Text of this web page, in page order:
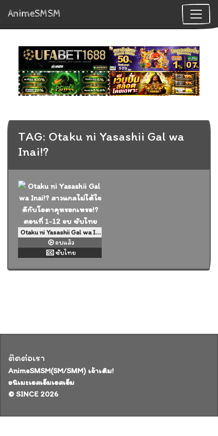
AnimeSMSM
TAG: Otaku ni Yasashii Gal wa
Inai!?
Otaku ni Yasashii Gal wa Inai!? สาวแกลไม่ได้ใจดีกับโอตาคุหรอกเหรอ!? ตอนที่ 1-12 จบ ซับไทย
จบแล้ว
ซับไทย
ติดต่อเรา
AnimeSMSM(SM/SMM) เจ้าเดิม!
อนิเมะเอสเอ็มเอสเอ็ม
© SINCE 2026